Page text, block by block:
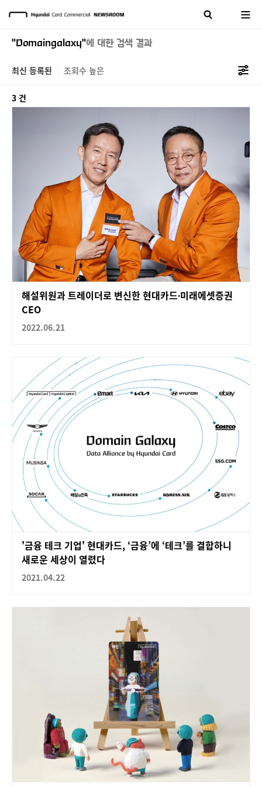
"Domaingalaxy"에 대한 검색 결과
최신 등록된 조회수 높은
3 건
해설위원과 트레이더로 변신한 현대카드∙미래에셋증권
CEO
2022.06.21
'금융 테크 기업' 현대카드, ‘금융’에 ‘테크’를 결합하니
새로운 세상이 열렸다
2021.04.22